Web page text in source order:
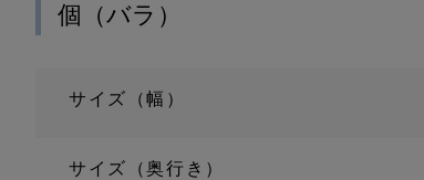
個（バラ）
サイズ（幅）
サイズ（奥行き）